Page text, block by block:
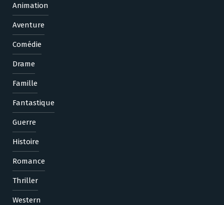
Animation
Aventure
Comédie
Drame
Famille
Fantastique
Guerre
Histoire
Romance
Thriller
Western